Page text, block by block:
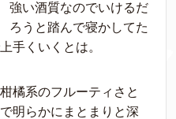
強い酒質なのでいけるだ
ろうと踏んで寝かしてた
手くいくとは。
橘系のフルーティさと
明らかにまとまりと深